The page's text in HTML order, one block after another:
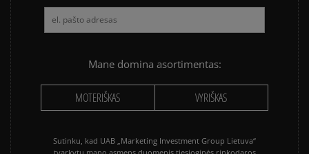
Mane domina asortimentas:
MOTERIŠKAS VYRIŠKAS
Sutinku, kad UAB „Marketing Investment Group Lietuva“
tvarkytų mano asmens duomenis tiesioginės rinkodaros